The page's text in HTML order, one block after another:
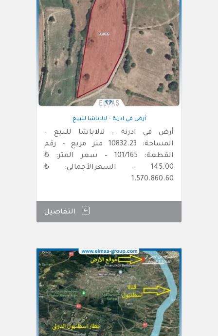
أرض في ادرنة – لالاباشا للبيع
أرض في ادرنة – لالاباشا للبيع –
المساحة: 10832.23 متر مربع – رقم
القطعة: 101/165 – سعر المتر: ₺
145.00 – السعرالأجمالي: ₺
1.570.860.60
التفاصيل